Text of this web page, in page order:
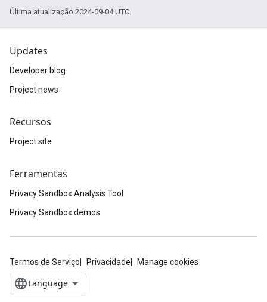
Última atualização 2024-09-04 UTC.
Updates
Developer blog
Project news
Recursos
Project site
Ferramentas
Privacy Sandbox Analysis Tool
Privacy Sandbox demos
Termos de Serviço Privacidade Manage cookies